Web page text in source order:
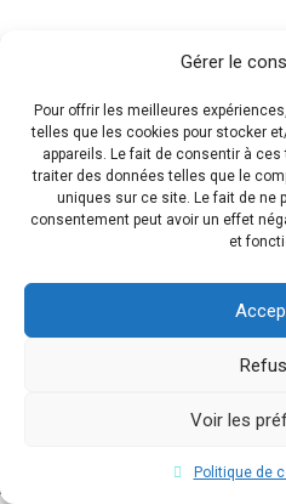
Gérer le
Pour offrir les meilleures
telles que les cookies pour stocker
appareils. Le fait de consentir à
traiter des données telles que le
uniques sur ce site. Le fait de ne
consentement peut avoir un effet
et
Voir les
Politique de
Copyright © 2017 Flavio Da